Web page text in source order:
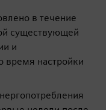
в течение
существующей
и
время настройки